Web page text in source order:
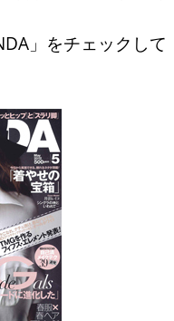
」をチェックして